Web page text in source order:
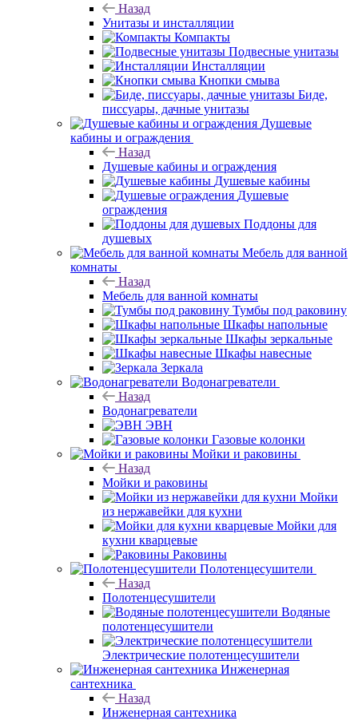
Назад
Унитазы и инсталляции
Компакты
Подвесные унитазы
Инсталляции
Кнопки смыва
Биде,
писсуары, дачные унитазы
Душевые
кабины и ограждения
Назад
Душевые кабины и ограждения
Душевые кабины
Душевые
ограждения
Поддоны для
душевых
Мебель для ванной
комнаты
Назад
Мебель для ванной комнаты
Тумбы под раковину
Шкафы напольные
Шкафы зеркальные
Шкафы навесные
Зеркала
Водонагреватели
Назад
Водонагреватели
ЭВН
Газовые колонки
Мойки и раковины
Назад
Мойки и раковины
Мойки
из нержавейки для кухни
Мойки для
кухни кварцевые
Раковины
Полотенцесушители
Назад
Полотенцесушители
Водяные
полотенцесушители
Электрические полотенцесушители
Инженерная
сантехника
Назад
Инженерная сантехника